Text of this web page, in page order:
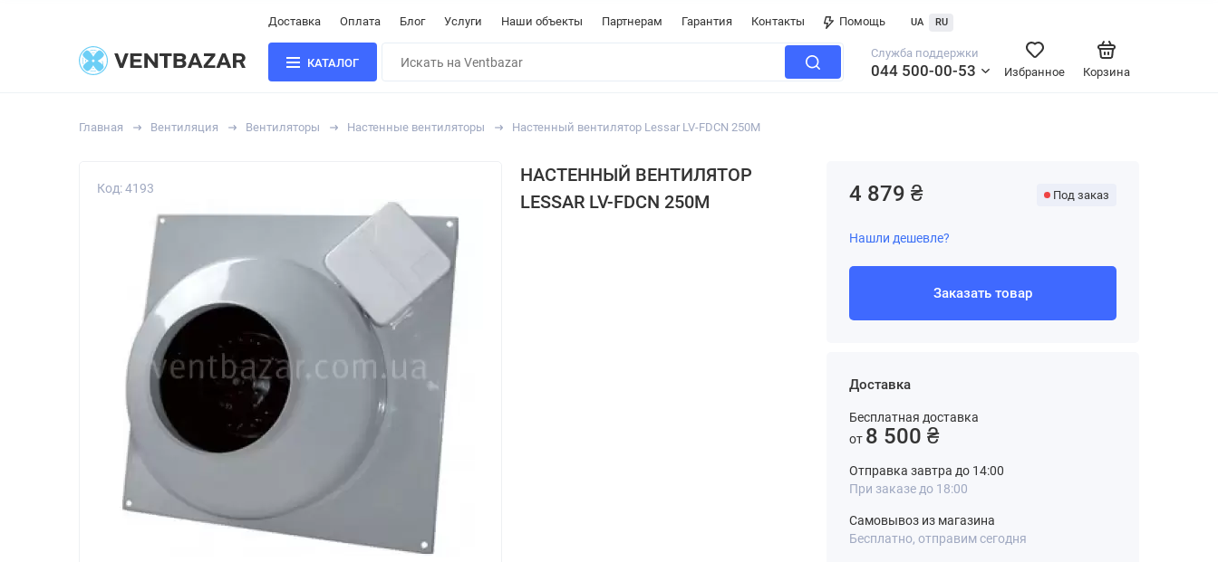
Доставка Оплата Блог Услуги Наши объекты Партнерам Гарантия Контакты Помощь UA RU
КАТАЛОГ
Служба поддержки
044 500-00-53 Корзина
Избранное
Главная Вентиляция Вентиляторы Настенные вентиляторы Настенный вентилятор Lessar LV-FDCN 250M
Код: 4193
НАСТЕННЫЙ ВЕНТИЛЯТОР
LESSAR LV-FDCN 250M
4 879 ₴ Под заказ
Нашли дешевле?
Заказать товар
Доставка
Бесплатная доставка
от 8 500 ₴
Отправка завтра до 14:00
При заказе до 18:00
Самовывоз из магазина
Бесплатно, отправим сегодня